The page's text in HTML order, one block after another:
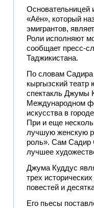
Основательницей
«Аён», который
эмигрантов,
Роли исполняют
сообщает пресс-
Таджикистана.
По словам Садира
кыргызский театр
спектакль Джумы
Международном
искусства в
При и еще
лучшую женскую
роль». Сам Садир
лучшее
Джума Куддус
трех
повестей и
Его пьесы